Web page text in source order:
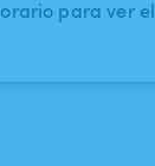
para ver el